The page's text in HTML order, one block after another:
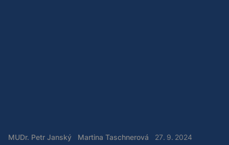
MUDr. Petr Janský Martina Taschnerová 27. 9. 2024